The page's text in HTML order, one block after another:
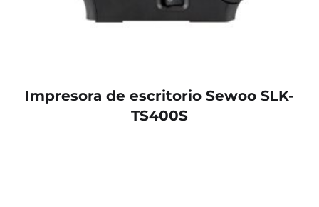
Impresora de escritorio Sewoo SLK-
TS400S